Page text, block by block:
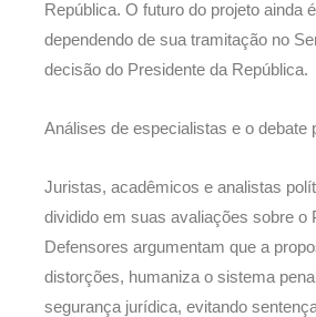
República. O futuro do projeto ainda
dependendo de sua tramitação no
decisão do Presidente da República.
Análises de especialistas e o debate
Juristas, acadêmicos e analistas
dividido em suas avaliações sobre o
Defensores argumentam que a
distorções, humaniza o sistema
segurança jurídica, evitando